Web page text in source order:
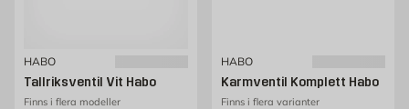
HABO
Tallriksventil Vit Habo
Finns i flera modeller
HABO
Karmventil Komplett Habo
Finns i flera varianter